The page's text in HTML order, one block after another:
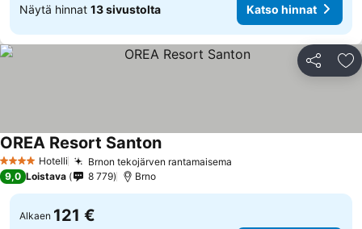
Näytä hinnat 13 sivustolta Katso hinnat
Jaa
4 Tähtiluokitus
Hotelli Brnon tekojärven rantamaisema
OREA Resort Santon
9,0 Loistava 8 779 Brno
Alkaen 121 €